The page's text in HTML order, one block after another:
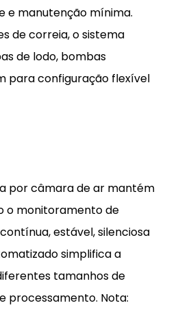
e manutenção mínima.
de correia, o sistema
de lodo, bombas
para configuração flexível
por câmara de ar mantém
o monitoramento de
estável, silenciosa
simplifica a
tamanhos de
processamento. Nota: